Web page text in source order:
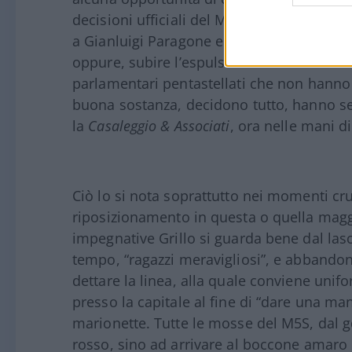
decisioni ufficiali del Movimento, non
a Gianluigi Paragone e all’ayatollah
oppure, subire l’espulsione senza tante
parlamentari pentastellati che non
buona sostanza, decidono tutto, hanno
la Casaleggio & Associati, ora nelle mani
Ciò lo si nota soprattutto nei momenti
riposizionamento in questa o quella
impegnative Grillo si guarda bene dal
tempo, “ragazzi meravigliosi”, e
dettare la linea, alla quale conviene
presso la capitale al fine di “dare una
marionette. Tutte le mosse del M5S, dal
rosso, sino ad arrivare al boccone